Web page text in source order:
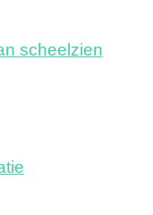
scheelzien